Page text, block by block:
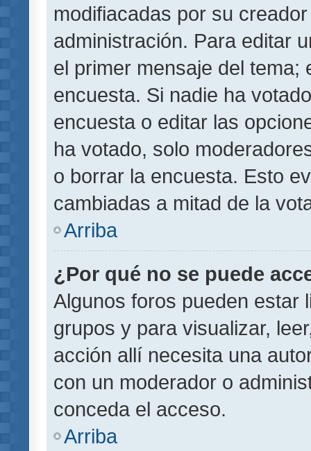
modifiacadas por su
administración. Para editar
el primer mensaje del
encuesta. Si nadie ha
encuesta o editar las
ha votado, solo
o borrar la encuesta. Esto
cambiadas a mitad de la
Arriba
¿Por qué no se puede
Algunos foros pueden estar
grupos y para visualizar,
acción allí necesita una
con un moderador o
conceda el acceso.
Arriba